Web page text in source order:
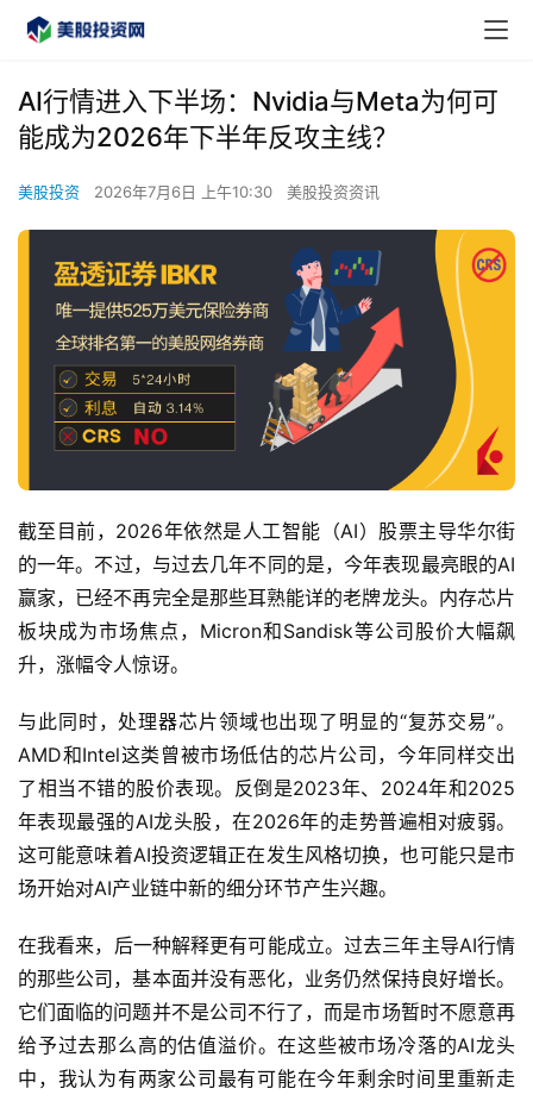
AI行情进入下半场：Nvidia与Meta为何可
能成为2026年下半年反攻主线？
美股投资 2026年7月6日 上午10:30 美股投资资讯
截至目前，2026年依然是人工智能（AI）股票主导华尔街
的一年。不过，与过去几年不同的是，今年表现最亮眼的AI
赢家，已经不再完全是那些耳熟能详的老牌龙头。内存芯片
板块成为市场焦点，Micron和Sandisk等公司股价大幅飙
升，涨幅令人惊讶。
与此同时，处理器芯片领域也出现了明显的“复苏交易”。
AMD和Intel这类曾被市场低估的芯片公司，今年同样交出
了相当不错的股价表现。反倒是2023年、2024年和2025
年表现最强的AI龙头股，在2026年的走势普遍相对疲弱。
这可能意味着AI投资逻辑正在发生风格切换，也可能只是市
场开始对AI产业链中新的细分环节产生兴趣。
在我看来，后一种解释更有可能成立。过去三年主导AI行情
的那些公司，基本面并没有恶化，业务仍然保持良好增长。
它们面临的问题并不是公司不行了，而是市场暂时不愿意再
给予过去那么高的估值溢价。在这些被市场冷落的AI龙头
中，我认为有两家公司最有可能在今年剩余时间里重新走